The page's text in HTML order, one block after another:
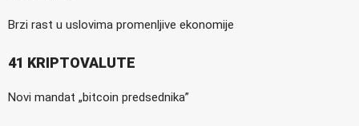
Brzi rast u uslovima promenljive ekonomije
41 KRIPTOVALUTE
Novi mandat „bitcoin predsednika”